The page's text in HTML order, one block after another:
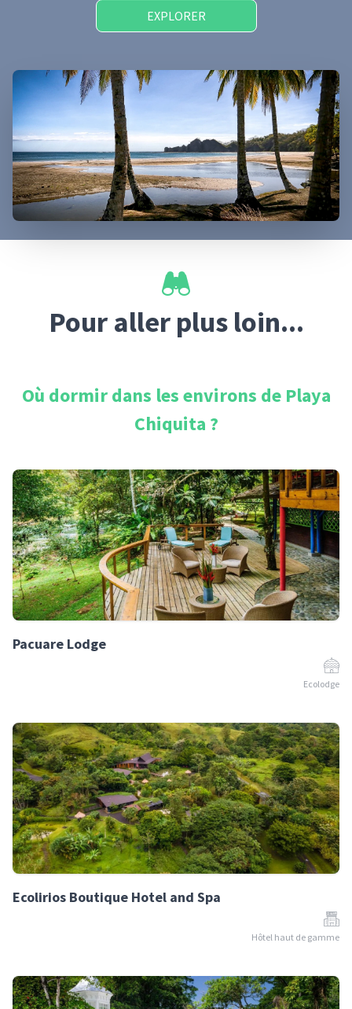
EXPLORER
Pour aller plus loin...
Où dormir dans les environs de Playa
Chiquita ?
Pacuare Lodge
Ecolodge
Ecolirios Boutique Hotel and Spa
Hôtel haut de gamme